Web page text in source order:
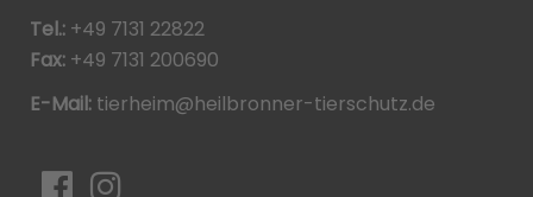
Tel.: +49 7131 22822
Fax: +49 7131 200690
E-Mail: tierheim@heilbronner-tierschutz.de